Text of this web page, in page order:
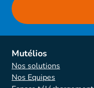
Mutélios
Nos solutions
Nos Equipes